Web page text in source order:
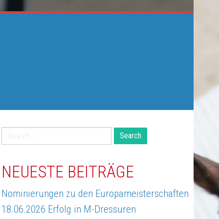
Search
for:
NEUESTE BEITRÄGE
Nominierungen zu den Europameisterschaften
18.06.2026 Erfolg in M-Dressuren